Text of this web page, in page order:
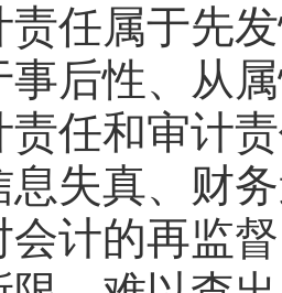
责任属于先
事后性、从
责任和审计
息失真、财
会计的再监